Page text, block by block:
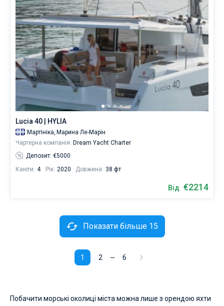
Lucia 40 | HYLIA
Мартініка, Марина Ле-Марін
Чартерна компанія: Dream Yacht Charter
Депозит: €5000
Каюти: 4 Рік: 2020 Довжина: 38 фт
Від €2214
1 2 6
Показати більше 15
Побачити морські околиці міста можна лише з орендою яхти